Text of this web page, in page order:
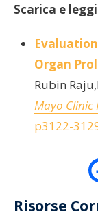
Scarica e
Organ
Rubin
Mayo Clinic
p3122-
Risorse